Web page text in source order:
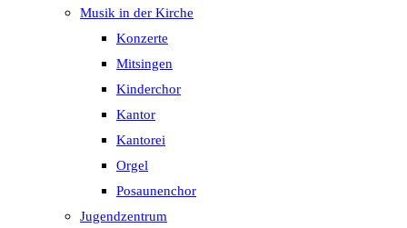
Musik in der Kirche
Konzerte
Mitsingen
Kinderchor
Kantor
Kantorei
Orgel
Posaunenchor
Jugendzentrum